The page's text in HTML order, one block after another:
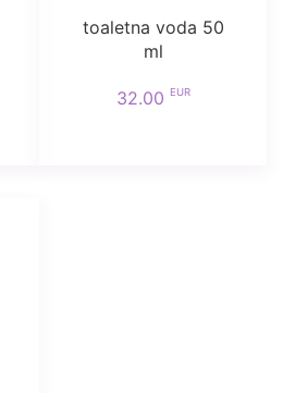
toaletna voda 50
ml
32.00 EUR